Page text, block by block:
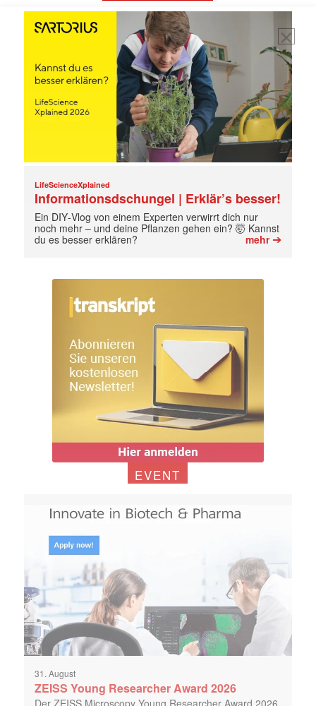
LifeScienceXplained
Informationsdschungel | Erklär’s besser!
Ein DIY‑Vlog von einem Experten verwirrt dich nur
noch mehr – und deine Pflanzen gehen ein? 🤯 Kannst
du es besser erklären?
mehr➔
EVENT
31. August
ZEISS Young Researcher Award 2026
Der ZEISS Microscopy Young Researcher Award 2026